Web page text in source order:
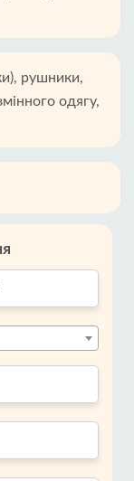
рушники,
одягу,